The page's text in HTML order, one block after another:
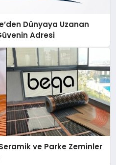
Dünyaya Uzanan
Adresi
ve Parke Zeminler